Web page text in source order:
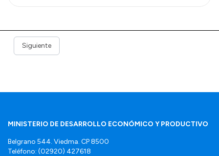
Siguiente
MINISTERIO DE DESARROLLO ECONÓMICO Y PRODUCTIVO
Belgrano 544. Viedma. CP 8500
Teléfono: (02920) 427618